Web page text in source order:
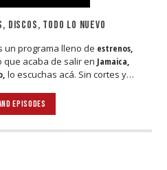
DISCOS, TODO LO NUEVO
un programa lleno de estrenos,
que acaba de salir en Jamaica,
lo escuchas acá. Sin cortes y
EPISODES